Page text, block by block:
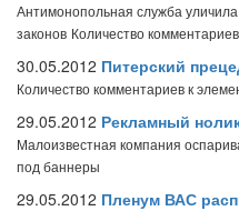
Антимонопольная служба
законов Количество
30.05.2012 Питерский
Количество комментариев к
29.05.2012 Рекламный
Малоизвестная компания
под баннеры
29.05.2012 Пленум ВАС